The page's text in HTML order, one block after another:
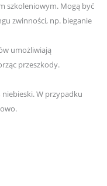
szkoleniowym. Mogą być
zwinności, np. bieganie
umożliwiają
przeszkody.
niebieski.W przypadku